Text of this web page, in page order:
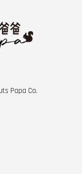
Papa Co.